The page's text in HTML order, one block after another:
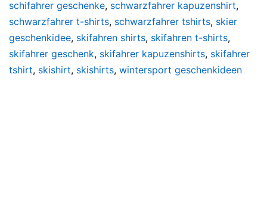
schifahrer geschenke, schwarzfahrer kapuzenshirt,
schwarzfahrer t-shirts, schwarzfahrer tshirts, skier
geschenkidee, skifahren shirts, skifahren t-shirts,
skifahrer geschenk, skifahrer kapuzenshirts, skifahrer
tshirt, skishirt, skishirts, wintersport geschenkideen